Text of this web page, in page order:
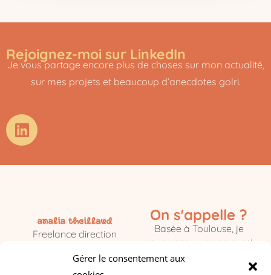
Gérer le consentement aux
Rejoignez-moi sur LinkedIn
Je vous partage encore plus de choses sur mon actualité,
sur mes projets et beaucoup d’anecdotes golri.
Freelance direction
événementielle et
On s'appelle ?
Basée à Toulouse, je
vous accompagne aussi
dans vos projets partout